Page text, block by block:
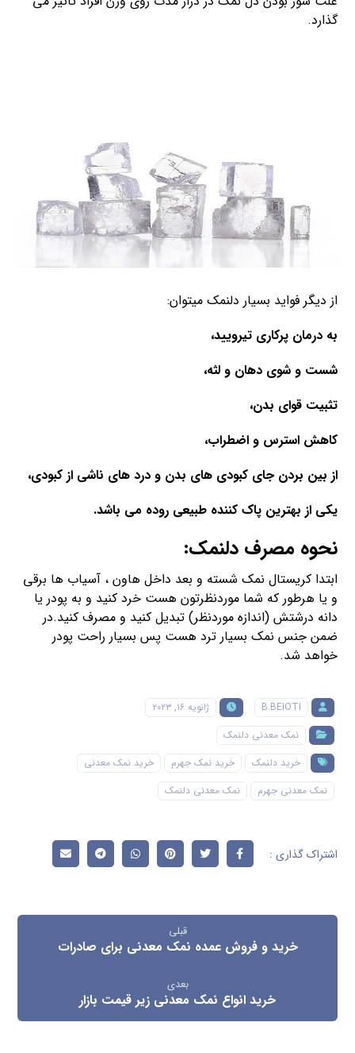
گذارد.
از دیگر فواید بسیار دلنمک میتوان:
به درمان پرکاری تیرویید،
شست و شوی دهان و لثه،
تثبیت قوای بدن،
کاهش استرس و اضطراب،
از بین بردن جای کبودی های بدن و درد های ناشی از کبودی،
یکی از بهترین پاک کننده طبیعی روده می باشد.
نحوه مصرف دلنمک:
ابتدا کریستال نمک شسته و بعد داخل هاون ، آسیاب ها برقی
و یا هرطور که شما موردنظرتون هست خرد کنید و به پودر یا
دانه درشتش (اندازه موردنظر) تبدیل کنید و مصرف کنید.در
ضمن جنس نمک بسیار ترد هست پس بسیار راحت پودر
خواهد شد.
B.BEIOTI
ژانویه ۱۶, ۲۰۲۳
نمک معدنی دلنمک
خرید دلنمک
خرید نمک جهرم
خرید نمک معدنی
نمک معدنی جهرم
نمک معدنی دلنمک
قبلی
خرید و فروش عمده نمک معدنی برای صادرات
بعدی
خرید انواع نمک معدنی زیر قیمت بازار